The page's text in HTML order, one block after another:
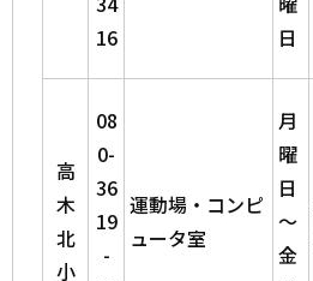
16
日
高
木
北
小
08
0-
36
19
-
運動場・コンピ
ュータ室
月
曜
日
～
金